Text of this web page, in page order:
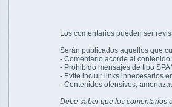
Los comentarios pueden ser
Serán publicados aquellos que
- Comentario acorde al contenido
- Prohibido mensajes de tipo
- Evite incluir links innecesarios
- Contenidos ofensivos,
Debe saber que los comentarios